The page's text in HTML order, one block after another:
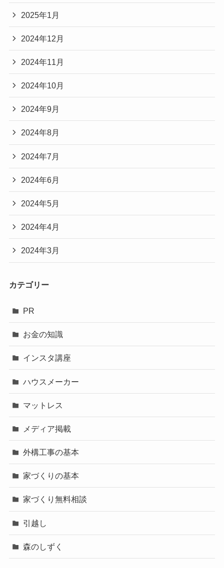
2025年1月
2024年12月
2024年11月
2024年10月
2024年9月
2024年8月
2024年7月
2024年6月
2024年5月
2024年4月
2024年3月
カテゴリー
PR
お金の知識
インスタ講座
ハウスメーカー
マットレス
メディア掲載
外構工事の基本
家づくりの基本
家づくり無料相談
引越し
森のしずく